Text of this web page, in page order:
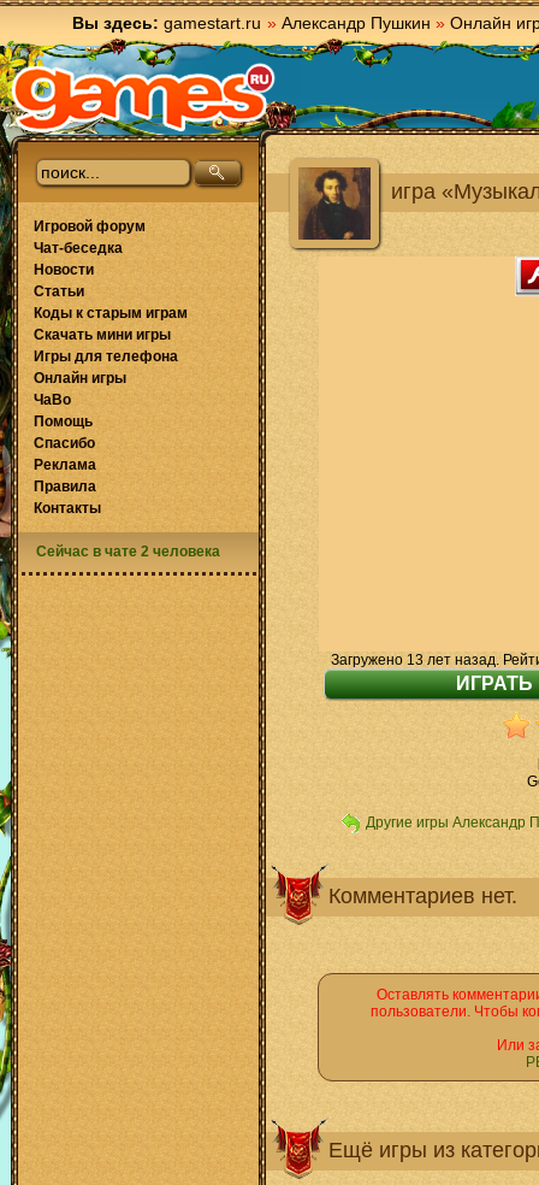
Вы здесь: gamestart.ru » Александр Пушкин » Онлайн
игра
Загружено 13 лет назад.
Другие игры Александр
Комментариев нет.
Оставлять
пользователи. Чтобы
Или
Ещё игры из
Игровой форум
Чат-беседка
Новости
Статьи
Коды к старым играм
Скачать мини игры
Игры для телефона
Онлайн игры
ЧаВо
Помощь
Спасибо
Реклама
Правила
Контакты
Сейчас в чате 2 человека